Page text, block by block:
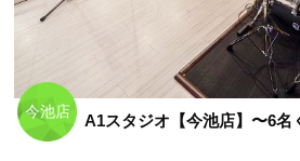
今池店 A1スタジオ【今池店】〜6名